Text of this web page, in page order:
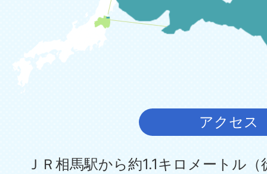
アクセス
ＪＲ相馬駅から約1.1キロメートル